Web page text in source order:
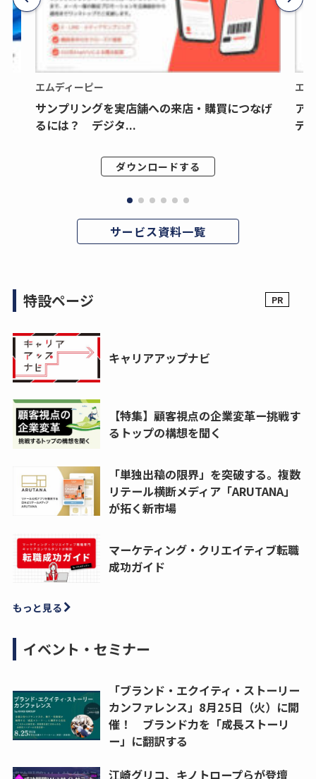
エムディーピー
サンプリングを実店舗への来店・購買につなげ
るには？ デジタ...
ダウンロードする
エ
ア
デ
サービス資料一覧
特設ページ
キャリアアップナビ
【特集】顧客視点の企業変革ー挑戦す
るトップの構想を聞く
「単独出稿の限界」を突破する。複数
リテール横断メディア「ARUTANA」
が拓く新市場
マーケティング・クリエイティブ転職
成功ガイド
もっと見る
イベント・セミナー
「ブランド・エクイティ・ストーリー
カンファレンス」8月25日（火）に開
催！ ブランド力を「成長ストーリ
ー」に翻訳する
江崎グリコ、キノトロープらが登壇